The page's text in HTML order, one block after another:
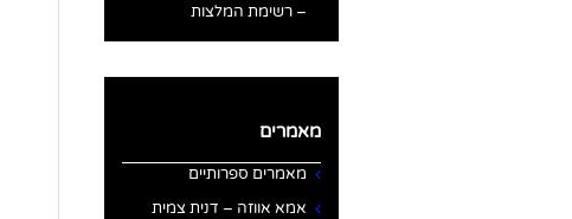
– רשימת המלצות
מאמרים
מאמרים ספרותיים
אמא אווזה – דנית צמית